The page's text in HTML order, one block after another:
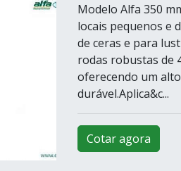
Modelo Alfa 350
locais pequenos e
de ceras e para
rodas robustas de
oferecendo um
durável.Aplica&c...
Cotar agora